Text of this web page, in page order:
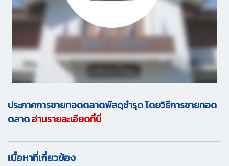
ประกาศการขายทอดตลาดพัสดุชำรุด โดยวิธีการขายทอด
ตลาดอ่านรายละเอียดที่นี่
เนื้อหาที่เกี่ยวข้อง